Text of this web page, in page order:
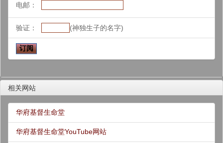
电邮：
验证： (神独生子的名字)
相关网站
华府基督生命堂
华府基督生命堂YouTube网站